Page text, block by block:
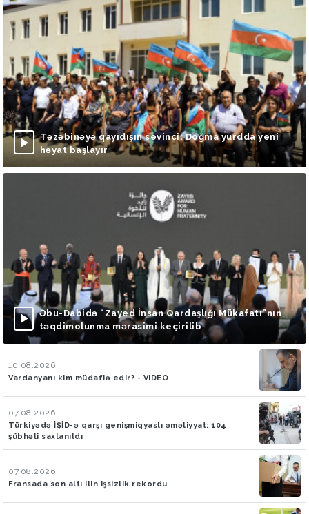
Təzəbinəyə qayıdışın sevinci: Doğma yurdda yeni
həyat başlayır
Əbu-Dabidə “Zayed İnsan Qardaşlığı Mükafatı”nın
təqdimolunma mərasimi keçirilib
10.08.2026
Vardanyanı kim müdafiə edir? - VIDEO
07.08.2026
Türkiyədə İŞİD-ə qarşı genişmiqyaslı əməliyyat: 104
şübhəli saxlanıldı
07.08.2026
Fransada son altı ilin işsizlik rekordu